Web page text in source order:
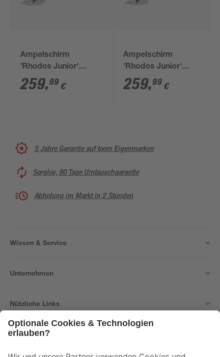
Ampelschirm
'Rhodos Junior'
drehbar/neigbar 270 x
270 cm
259,99 €
Ampelschirm
'Rhodos Junior'
drehbar/neigbar 270 x
270 cm
259,99 €
5 Jahre Garantie auf toom Eigenmarken
Sorglos, 90 Tage Umtauschgarantie
Abholung im Markt in 2 Stunden
Wissen & Service
Unternehmen
Nützliche Links